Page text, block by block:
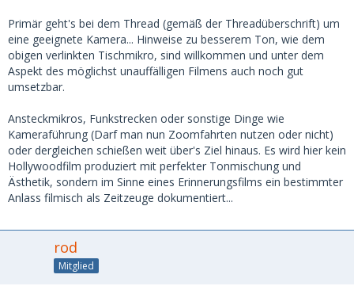
Primär geht's bei dem Thread (gemäß der Threadüberschrift) um
eine geeignete Kamera... Hinweise zu besserem Ton, wie dem
obigen verlinkten Tischmikro, sind willkommen und unter dem
Aspekt des möglichst unauffälligen Filmens auch noch gut
umsetzbar.
Ansteckmikros, Funkstrecken oder sonstige Dinge wie
Kameraführung (Darf man nun Zoomfahrten nutzen oder nicht)
oder dergleichen schießen weit über's Ziel hinaus. Es wird hier kein
Hollywoodfilm produziert mit perfekter Tonmischung und
Ästhetik, sondern im Sinne eines Erinnerungsfilms ein bestimmter
Anlass filmisch als Zeitzeuge dokumentiert...
rod
Mitglied